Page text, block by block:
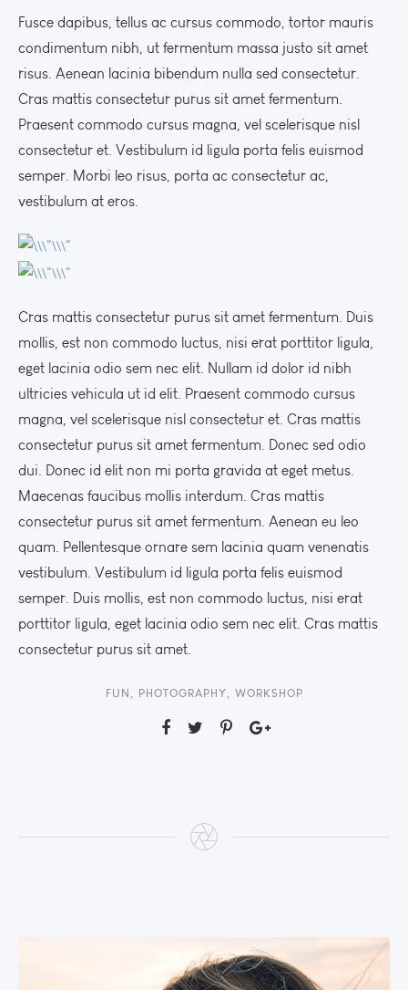
Fusce dapibus, tellus ac cursus commodo, tortor mauris
condimentum nibh, ut fermentum massa justo sit amet
risus. Aenean lacinia bibendum nulla sed consectetur.
Cras mattis consectetur purus sit amet fermentum.
Praesent commodo cursus magna, vel scelerisque nisl
consectetur et. Vestibulum id ligula porta felis euismod
semper. Morbi leo risus, porta ac consectetur ac,
vestibulum at eros.
Cras mattis consectetur purus sit amet fermentum. Duis
mollis, est non commodo luctus, nisi erat porttitor ligula,
eget lacinia odio sem nec elit. Nullam id dolor id nibh
ultricies vehicula ut id elit. Praesent commodo cursus
magna, vel scelerisque nisl consectetur et. Cras mattis
consectetur purus sit amet fermentum. Donec sed odio
dui. Donec id elit non mi porta gravida at eget metus.
Maecenas faucibus mollis interdum. Cras mattis
consectetur purus sit amet fermentum. Aenean eu leo
quam. Pellentesque ornare sem lacinia quam venenatis
vestibulum. Vestibulum id ligula porta felis euismod
semper. Duis mollis, est non commodo luctus, nisi erat
porttitor ligula, eget lacinia odio sem nec elit. Cras mattis
consectetur purus sit amet.
FUN PHOTOGRAPHY WORKSHOP